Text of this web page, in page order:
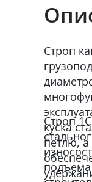
Строп
куска
петлю,
Строп
подъема